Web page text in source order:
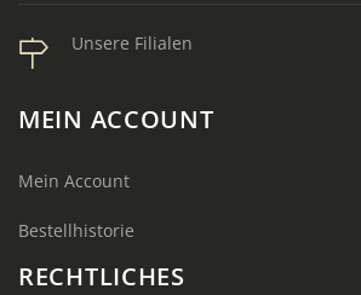
Unsere Filialen
MEIN ACCOUNT
Mein Account
Bestellhistorie
RECHTLICHES